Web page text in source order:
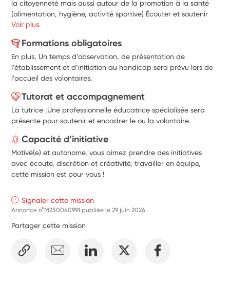
la citoyenneté mais aussi autour de la promotion à la santé
(alimentation, hygiène, activité sportive) Écouter et soutenir
les demandes individuelles pour adapter les ateliers en
l’ESAT (réunions, temps de production et de création…
Motivé(e), vous êtes à l’écoute,vous aimez le travail en équipe,
vous aimez l'animation, coconstruire des projets, vous êtes
discrèt(e), créatif(ve) et respectueux(se) de chacun. Avoir un
Voir plus
Formations obligatoires
En plus, Un temps d’observation, de présentation de
l’établissement et d’initiation au handicap sera prévu lors de
l’accueil des volontaires.
Tutorat et accompagnement
La tutrice ,Une professionnelle éducatrice spécialisée sera
présente pour soutenir et encadrer le ou la volontaire.
Capacité d’initiative
Motivé(e) et autonome, vous aimez prendre des initiatives
avec écoute, discrétion et créativité, travailler en équipe,
cette mission est pour vous !
Signaler cette mission
Annonce n°M250040991 publiée le29 juin 2026
Partager cette mission